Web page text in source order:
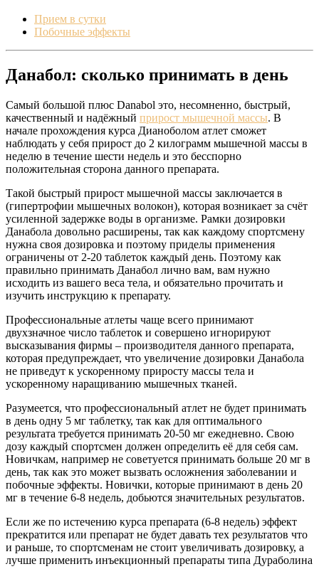
Прием в сутки
Побочные эффекты
Данабол: сколько принимать в день
Самый большой плюс Danabol это, несомненно, быстрый,
качественный и надёжный прирост мышечной массы. В
начале прохождения курса Дианоболом атлет сможет
наблюдать у себя прирост до 2 килограмм мышечной массы в
неделю в течение шести недель и это бесспорно
положительная сторона данного препарата.
Такой быстрый прирост мышечной массы заключается в
(гипертрофии мышечных волокон), которая возникает за счёт
усиленной задержке воды в организме. Рамки дозировки
Данабола довольно расширены, так как каждому спортсмену
нужна своя дозировка и поэтому приделы применения
ограничены от 2-20 таблеток каждый день. Поэтому как
правильно принимать Данабол лично вам, вам нужно
исходить из вашего веса тела, и обязательно прочитать и
изучить инструкцию к препарату.
Профессиональные атлеты чаще всего принимают
двухзначное число таблеток и совершено игнорируют
высказывания фирмы – производителя данного препарата,
которая предупреждает, что увеличение дозировки Данабола
не приведут к ускоренному приросту массы тела и
ускоренному наращиванию мышечных тканей.
Разумеется, что профессиональный атлет не будет принимать
в день одну 5 мг таблетку, так как для оптимального
результата требуется принимать 20-50 мг ежедневно. Свою
дозу каждый спортсмен должен определить её для себя сам.
Новичкам, например не советуется принимать больше 20 мг в
день, так как это может вызвать осложнения заболевании и
побочные эффекты. Новички, которые принимают в день 20
мг в течение 6-8 недель, добьются значительных результатов.
Если же по истечению курса препарата (6-8 недель) эффект
прекратится или препарат не будет давать тех результатов что
и раньше, то спортсменам не стоит увеличивать дозировку, а
лучше применить инъекционный препараты типа Дураболина